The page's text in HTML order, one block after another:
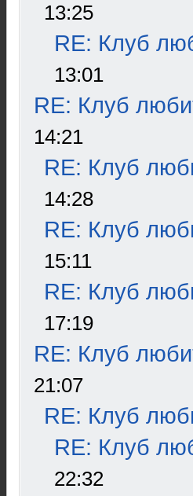
13:25
RE: Клуб
13:01
RE: Клуб
14:21
RE: Клуб
14:28
RE: Клуб
15:11
RE: Клуб
17:19
RE: Клуб
21:07
RE: Клуб
RE: Клуб
22:32